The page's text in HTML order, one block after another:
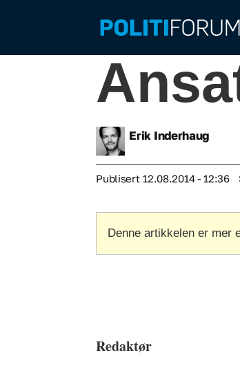
Erik Inderhaug
Publisert 12.08.2014 - 12:36
Denne artikkelen er mer
Redaktør